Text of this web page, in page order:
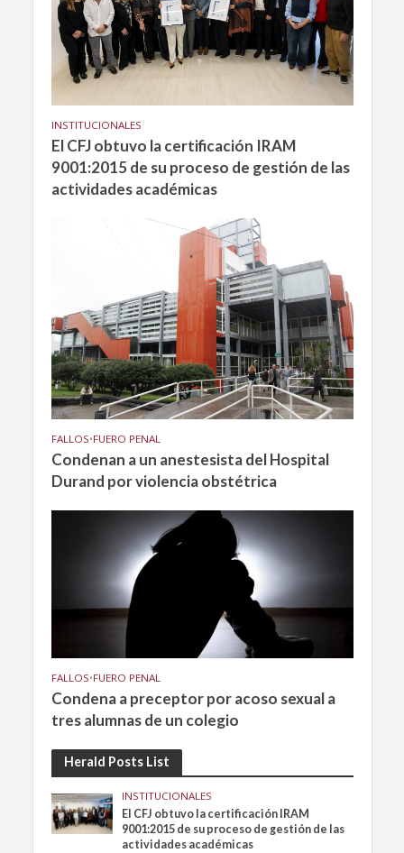
INSTITUCIONALES
El CFJ obtuvo la certificación IRAM
9001:2015 de su proceso de gestión de las
actividades académicas
FALLOS•FUERO PENAL
Condenan a un anestesista del Hospital
Durand por violencia obstétrica
FALLOS•FUERO PENAL
Condena a preceptor por acoso sexual a
tres alumnas de un colegio
Herald Posts List
INSTITUCIONALES
El CFJ obtuvo la certificación IRAM
9001:2015 de su proceso de gestión de las
actividades académicas